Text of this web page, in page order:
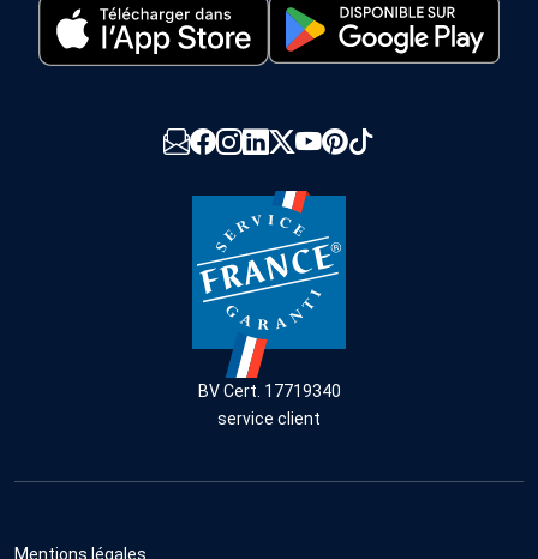
BV Cert. 17719340
service client
Mentions légales